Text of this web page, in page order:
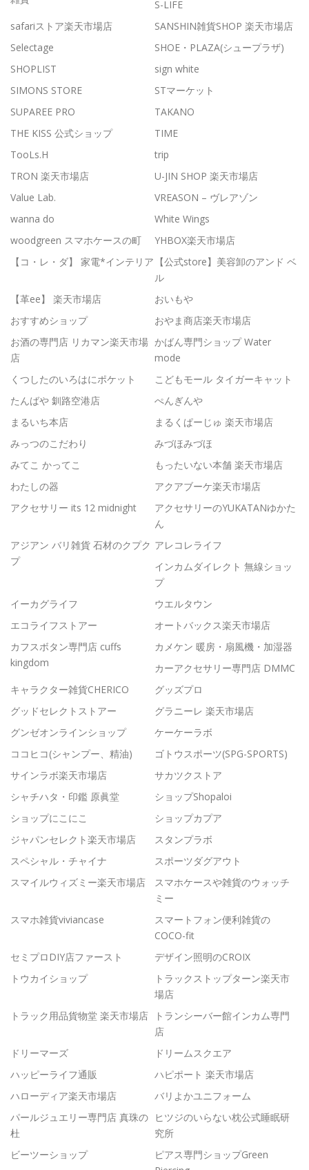
S-LIFE
safariストア楽天市場店
SANSHIN雑貨SHOP 楽天市場店
Selectage
SHOE・PLAZA(シュープラザ)
SHOPLIST
sign white
SIMONS STORE
STマーケット
SUPAREE PRO
TAKANO
THE KISS 公式ショップ
TIME
TooLs.H
trip
TRON 楽天市場店
U-JIN SHOP 楽天市場店
Value Lab.
VREASON – ヴレアゾン
wanna do
White Wings
woodgreen スマホケースの町
YHBOX楽天市場店
【コ・レ・ダ】 家電*インテリア 【公式store】美容卸のアンド ベ
ル
【革ee】 楽天市場店
おいもや
おすすめショップ
おやま商店楽天市場店
お酒の専門店 リカマン楽天市場
店
かばん専門ショップ Water
mode
くつしたのいろはにポケット
こどもモール タイガーキャット
たんばや 釧路空港店
ぺんぎんや
まるいち本店
まるくぱーじゅ 楽天市場店
みっつのこだわり
みづほみづほ
みてこ かってこ
もったいない本舗 楽天市場店
わたしの器
アクアブーケ楽天市場店
アクセサリー its 12 midnight
アクセサリーのYUKATANゆかた
ん
アジアン バリ雑貨 石材のクプク
プ
アレコレライフ
インカムダイレクト 無線ショッ
プ
イーカグライフ
ウエルタウン
エコライフストアー
オートバックス楽天市場店
カフスボタン専門店 cuffs
kingdom
カメケン 暖房・扇風機・加湿器
カーアクセサリー専門店 DMMC
キャラクター雑貨CHERICO
グッズプロ
グッドセレクトストアー
グラニーレ 楽天市場店
グンゼオンラインショップ
ケーケーラボ
ココヒコ(シャンプー、精油)
ゴトウスポーツ(SPG-SPORTS)
サインラボ楽天市場店
サカツクストア
シャチハタ・印鑑 原眞堂
ショップShopaloi
ショップにこにこ
ショップカプア
ジャパンセレクト楽天市場店
スタンプラボ
スペシャル・チャイナ
スポーツダグアウト
スマイルウィズミー楽天市場店
スマホケースや雑貨のウォッチ
ミー
スマホ雑貨viviancase
スマートフォン便利雑貨の
COCO-fit
セミプロDIY店ファースト
デザイン照明のCROIX
トウカイショップ
トラックストップターン楽天市
場店
トラック用品貨物堂 楽天市場店
トランシーバー館インカム専門
店
ドリーマーズ
ドリームスクエア
ハッピーライフ通販
ハピポート 楽天市場店
ハローディア楽天市場店
バリよかユニフォーム
パールジュエリー専門店 真珠の
杜
ヒツジのいらない枕公式睡眠研
究所
ビーツーショップ
ピアス専門ショップGreen